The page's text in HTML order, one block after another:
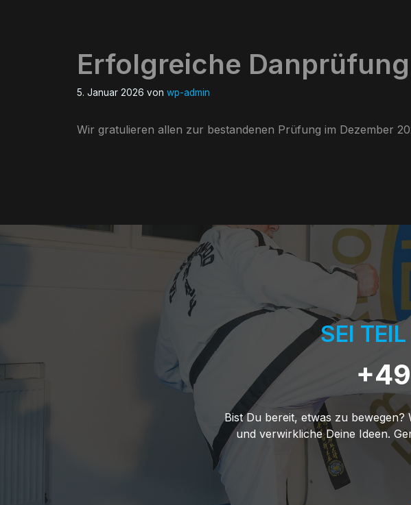
Erfolgreiche
5. Januar 2026 von wp-admin
Wir gratulieren allen zur bestandenen Prüfung im Dezember
SEI
Bist Du bereit, etwas zu bewegen?
und verwirkliche Deine Ideen.